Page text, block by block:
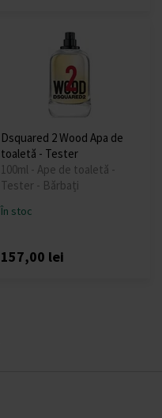
Dsquared 2 Wood Apa de
toaletă - Tester
100ml - Ape de toaletă -
Tester - Bărbați
În stoc
157,00 lei